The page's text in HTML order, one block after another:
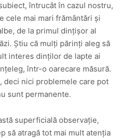
întrucât în cazul nostru,
cele mai mari frământări și
de la primul dințișor al
Știu că mulți părinți aleg să
interes dinților de lapte ai
într-o oarecare măsură.
deci nici problemele care pot
sunt permanente.
superficială observație,
să atragă tot mai mult atenția